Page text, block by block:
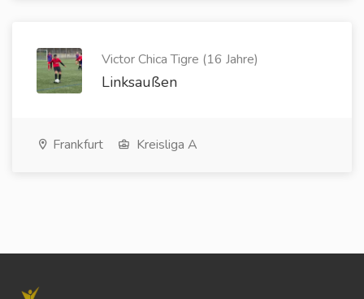
Victor Chica Tigre (16 Jahre)
Linksaußen
Frankfurt Kreisliga A